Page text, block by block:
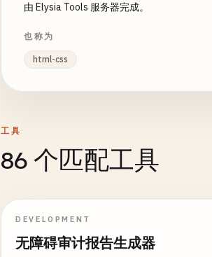
由 Elysia Tools 服务器完成。
也称为
html-css
工具
86 个匹配工具
DEVELOPMENT
无障碍审计报告生成器